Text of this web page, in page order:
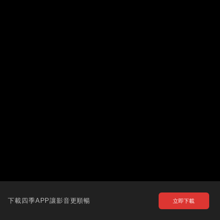
下載四季APP讓影音更順暢 立即下載